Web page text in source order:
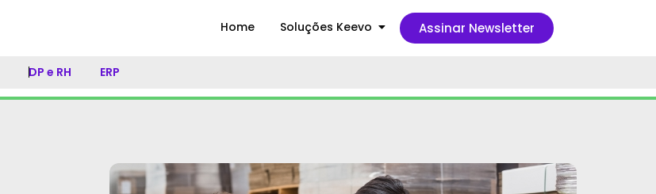
Home Soluções Keevo Assinar Newsletter
DP e RH ERP